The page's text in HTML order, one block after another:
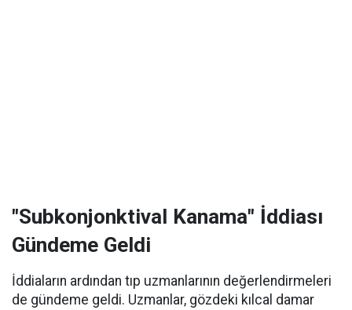
"Subkonjonktival Kanama" İddiası
Gündeme Geldi
İddiaların ardından tıp uzmanlarının değerlendirmeleri
de gündeme geldi. Uzmanlar, gözdeki kılcal damar